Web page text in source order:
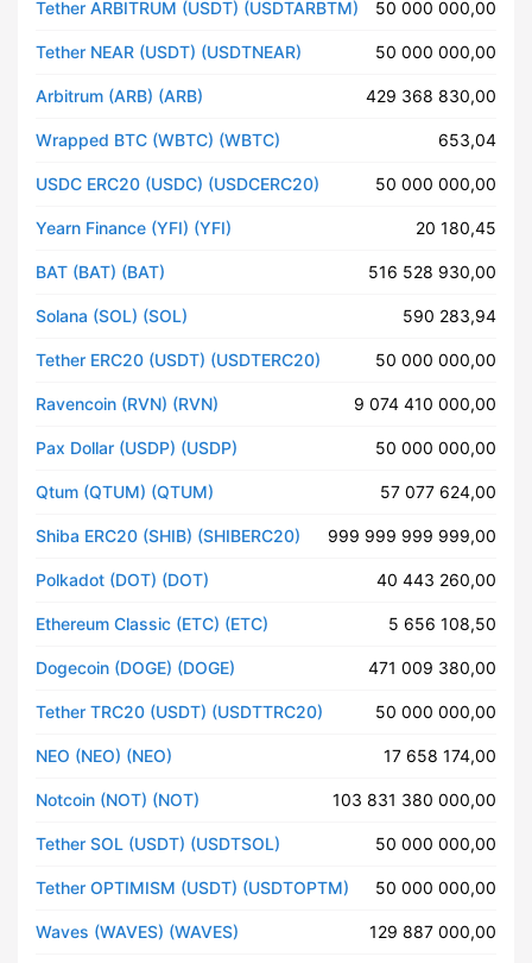
Tether ARBITRUM (USDT) (USDTARBTM) 50 000 000,00
Tether NEAR (USDT) (USDTNEAR) 50 000 000,00
Arbitrum (ARB) (ARB) 429 368 830,00
Wrapped BTC (WBTC) (WBTC) 653,04
USDC ERC20 (USDC) (USDCERC20) 50 000 000,00
Yearn Finance (YFI) (YFI) 20 180,45
BAT (BAT) (BAT) 516 528 930,00
Solana (SOL) (SOL) 590 283,94
Tether ERC20 (USDT) (USDTERC20) 50 000 000,00
Ravencoin (RVN) (RVN) 9 074 410 000,00
Pax Dollar (USDP) (USDP) 50 000 000,00
Qtum (QTUM) (QTUM) 57 077 624,00
Shiba ERC20 (SHIB) (SHIBERC20) 999 999 999 999,00
Polkadot (DOT) (DOT) 40 443 260,00
Ethereum Classic (ETC) (ETC) 5 656 108,50
Dogecoin (DOGE) (DOGE) 471 009 380,00
Tether TRC20 (USDT) (USDTTRC20) 50 000 000,00
NEO (NEO) (NEO) 17 658 174,00
Notcoin (NOT) (NOT) 103 831 380 000,00
Tether SOL (USDT) (USDTSOL) 50 000 000,00
Tether OPTIMISM (USDT) (USDTOPTM) 50 000 000,00
Waves (WAVES) (WAVES) 129 887 000,00